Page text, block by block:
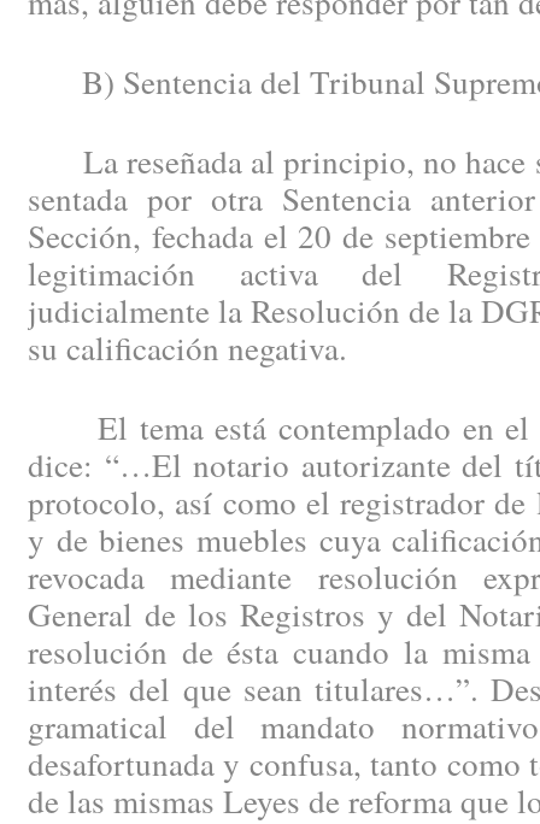
B) Sentencia del Tribunal
La reseñada al principio, no hace
sentada por otra Sentencia
Sección, fechada el 20 de
legitimación activa del
judicialmente la Resolución de la
su calificación negativa.
El tema está contemplado en el
dice: “…El notario autorizante del
protocolo, así como el registrador
y de bienes muebles cuya
revocada mediante resolución
General de los Registros y del
resolución de ésta cuando la
interés del que sean titulares…”.
gramatical del mandato
desafortunada y confusa, tanto como
de las mismas Leyes de reforma que